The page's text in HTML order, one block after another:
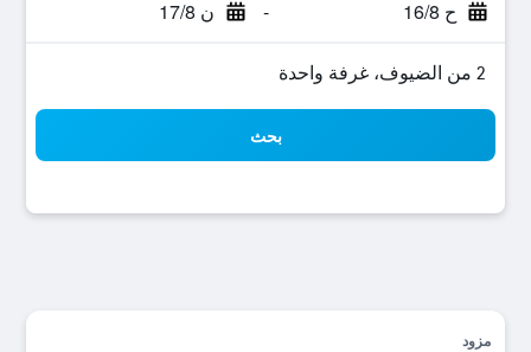
ح 16/8 - ن 17/8
2 من الضيوف، غرفة واحدة
بحث
مزود